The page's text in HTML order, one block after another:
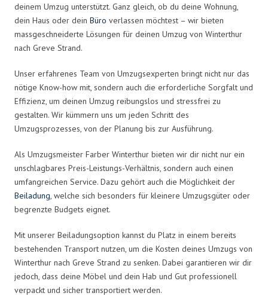
deinem Umzug unterstützt. Ganz gleich, ob du deine Wohnung,
dein Haus oder dein Büro verlassen möchtest – wir bieten
massgeschneiderte Lösungen für deinen Umzug von Winterthur
nach Greve Strand.
Unser erfahrenes Team von Umzugsexperten bringt nicht nur das
nötige Know-how mit, sondern auch die erforderliche Sorgfalt und
Effizienz, um deinen Umzug reibungslos und stressfrei zu
gestalten. Wir kümmern uns um jeden Schritt des
Umzugsprozesses, von der Planung bis zur Ausführung.
Als Umzugsmeister Farber Winterthur bieten wir dir nicht nur ein
unschlagbares Preis-Leistungs-Verhältnis, sondern auch einen
umfangreichen Service. Dazu gehört auch die Möglichkeit der
Beiladung, welche sich besonders für kleinere Umzugsgüter oder
begrenzte Budgets eignet.
Mit unserer Beiladungsoption kannst du Platz in einem bereits
bestehenden Transport nutzen, um die Kosten deines Umzugs von
Winterthur nach Greve Strand zu senken. Dabei garantieren wir dir
jedoch, dass deine Möbel und dein Hab und Gut professionell
verpackt und sicher transportiert werden.